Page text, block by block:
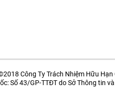
Công Ty Trách Nhiệm Hữu
Số 43/GP-TTĐT do Sở Thông tin